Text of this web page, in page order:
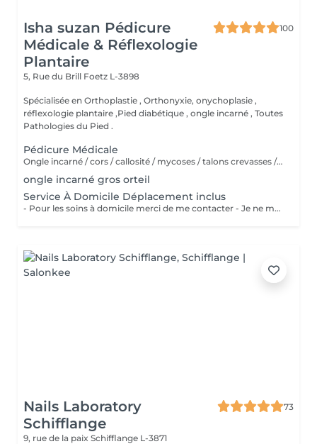
Isha suzan Pédicure
Médicale & Réflexologie
Plantaire
100
5, Rue du Brill Foetz L-3898
Spécialisée en Orthoplastie , Orthonyxie, onychoplasie ,
réflexologie plantaire ,Pied diabétique , ongle incarné , Toutes
Pathologies du Pied .
Pédicure Médicale
Ongle incarné / cors / callosité / mycoses / talons crevasses / coupe les ongles /soin pied d'athlète sportif / durillons / pensmemt / pieds diabétiques / onychoplastie construire ongles
ongle incarné gros orteil
Service À Domicile Déplacement inclus
- Pour les soins à domicile merci de me contacter - Je ne me déplace pas à plus de 20 KM
Nails Laboratory
Schifflange
73
9, rue de la paix Schifflange L-3871